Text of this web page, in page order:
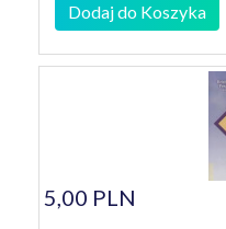
Dodaj do Koszyka
5,00 PLN